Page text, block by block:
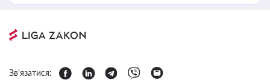
Зв'язатися: